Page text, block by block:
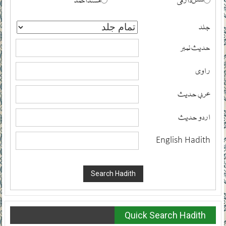
جلد
حدیث نمبر
راوی
عربی حدیث
اردو حدیث
English Hadith
Quick Search Hadith